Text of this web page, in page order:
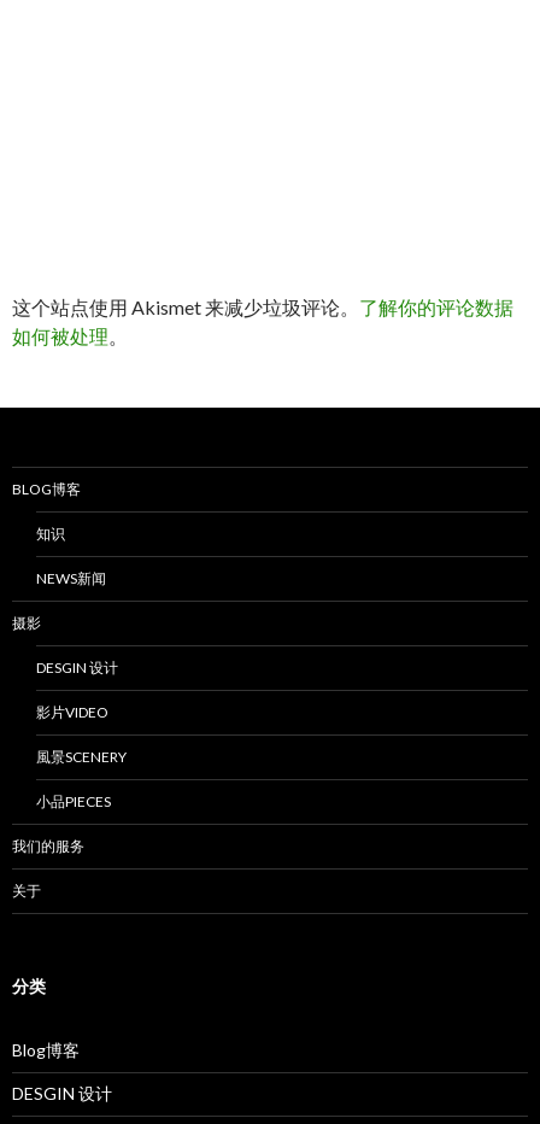
这个站点使用 Akismet 来减少垃圾评论。 了解你的评论数据
如何被处理
BLOG博客
知识
NEWS新闻
摄影
DESGIN 设计
影片VIDEO
風景SCENERY
小品PIECES
我们的服务
关于
分类
Blog博客
DESGIN 设计